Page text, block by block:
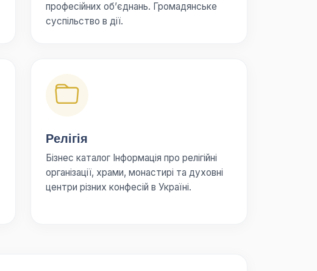
професійних об’єднань. Громадянське
суспільство в дії.
Релігія
Бізнес каталог Інформація про релігійні
організації, храми, монастирі та духовні
центри різних конфесій в Україні.